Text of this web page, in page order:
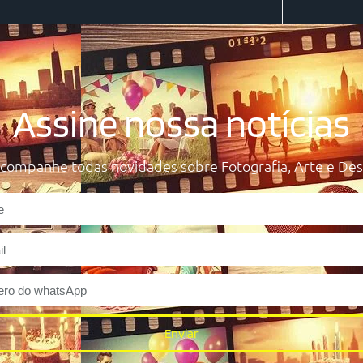
Assine nossa notícias
todas novidades sobre Fotografia, Arte e
Enviar